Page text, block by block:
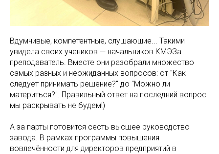
Вдумчивые, компетентные, слушающие... Такими
увидела своих учеников — начальников КМЭЗа
преподаватель. Вместе они разобрали множество
самых разных и неожиданных вопросов: от "Как
следует принимать решение?" до "Можно ли
материться?". Правильный ответ на последний вопрос
мы раскрывать не будем!)
А за парты готовится сесть высшее руководство
завода. В рамках программы повышения
вовлечённости для директоров предприятий в